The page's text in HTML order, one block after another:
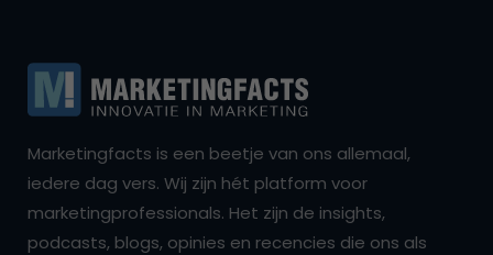
Marketingfacts is een beetje van ons allemaal,
iedere dag vers. Wij zijn hét platform voor
marketingprofessionals. Het zijn de insights,
podcasts, blogs, opinies en recencies die ons als